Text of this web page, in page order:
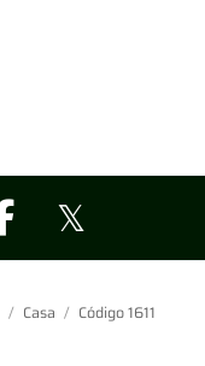
Casa Código 1611